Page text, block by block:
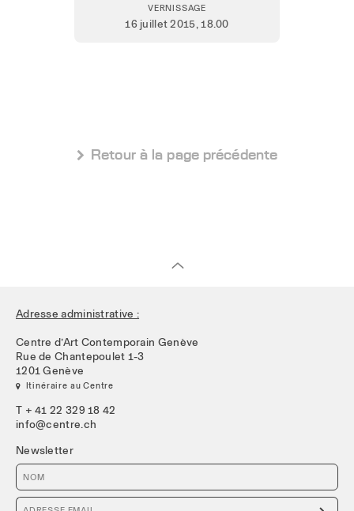
VERNISSAGE
16 juillet 2015, 18.00
 Retour à la page précédente
Adresse administrative :
Centre d’Art Contemporain Genève
Rue de Chantepoulet 1-3
1201 Genève
 Itinéraire au Centre
T + 41 22 329 18 42
info@centre.ch
Newsletter